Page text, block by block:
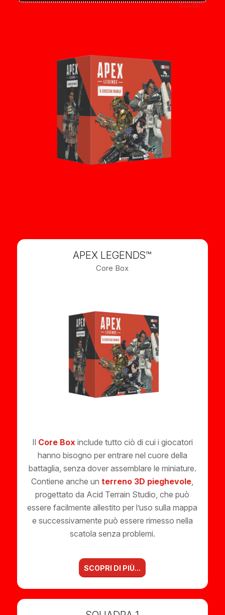
Svuota
APEX LEGENDS™️
Core Box
Il Core Box include tutto ciò di cui i giocatori
hanno bisogno per entrare nel cuore della
battaglia, senza dover assemblare le miniature.
Contiene anche unterreno 3D pieghevole
progettato da Acid Terrain Studio, che può
essere facilmente allestito per l’uso sulla mappa
e successivamente può essere rimesso nella
scatola senza problemi.
SCOPRI DI PIÙ...